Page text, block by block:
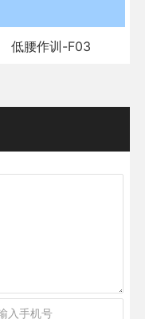
低腰作训-F03